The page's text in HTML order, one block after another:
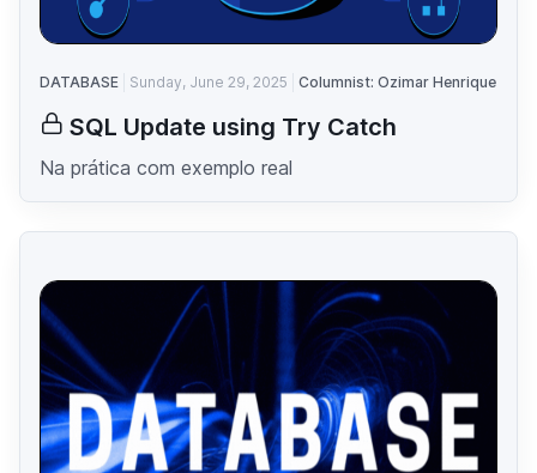
DATABASE Sunday, June 29, 2025 Columnist: Ozimar Henrique
SQL Update using Try Catch
Na prática com exemplo real